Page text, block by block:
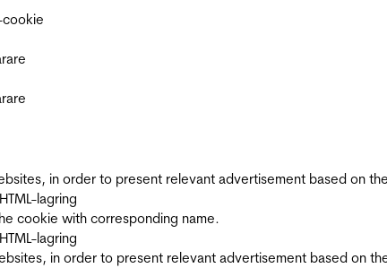
cookie
in order to present relevant advertisement based on
lagring
cookie with corresponding name.
lagring
in order to present relevant advertisement based on